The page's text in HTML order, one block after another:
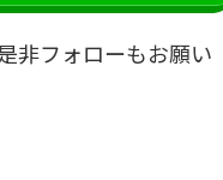
非フォローもお願い